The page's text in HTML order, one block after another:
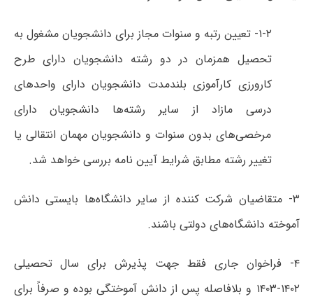
۱-۲- تعیین رتبه و سنوات مجاز برای دانشجویان مشغول به
تحصیل همزمان در دو رشته دانشجویان دارای طرح
کارورزی کارآموزی بلندمدت دانشجویان دارای واحدهای
درسی مازاد از سایر رشته‌ها دانشجویان دارای
مرخصی‌های بدون سنوات و دانشجویان مهمان انتقالی یا
تغییر رشته مطابق شرایط آیین نامه بررسی خواهد شد.
۳- متقاضیان شرکت کننده از سایر دانشگاه‌ها بایستی دانش
آموخته دانشگاه‌های دولتی باشند.
۴- فراخوان جاری فقط جهت پذیرش برای سال تحصیلی
۱۴۰۲-۱۴۰۳ و بلافاصله پس از دانش آموختگی بوده و صرفاً برای